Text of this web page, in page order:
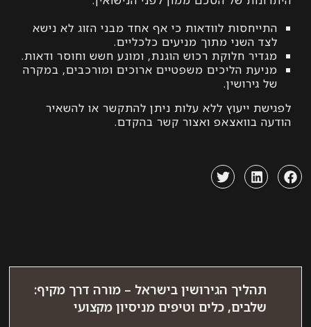
לוודאות כי אף אחד מבני הזוג לא נישא
השני מתוך מניעים כלכליים.
חלוקת רכוש הוגנת, ומונע חשש וחוסר ודאות.
הליכים משפטיים ארוכים ומורכבים, במקרה
ייעוץ ללא עלות ניתן להתקשר או להשאיר
בוואצאפ ואצור קשר בהקדם.
הגירושין בישראל – מורה דרך מקיף:
כלים וטיפים מניסיון מקצועי